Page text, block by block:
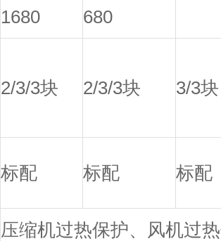
1680
680
2/3/3块 2/3/3块 3/3块
标配 标配 标配
压缩机过热保护、风机过